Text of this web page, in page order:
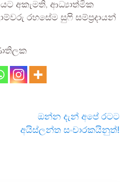
අකැමති, ආධ්‍යාත්මික
රහසේම සුෆි සම්ප්‍රදායන්
ඔන්න දැන් අපේ රටට
අයිස්ලන්ත සංචාරකයිනුත්!